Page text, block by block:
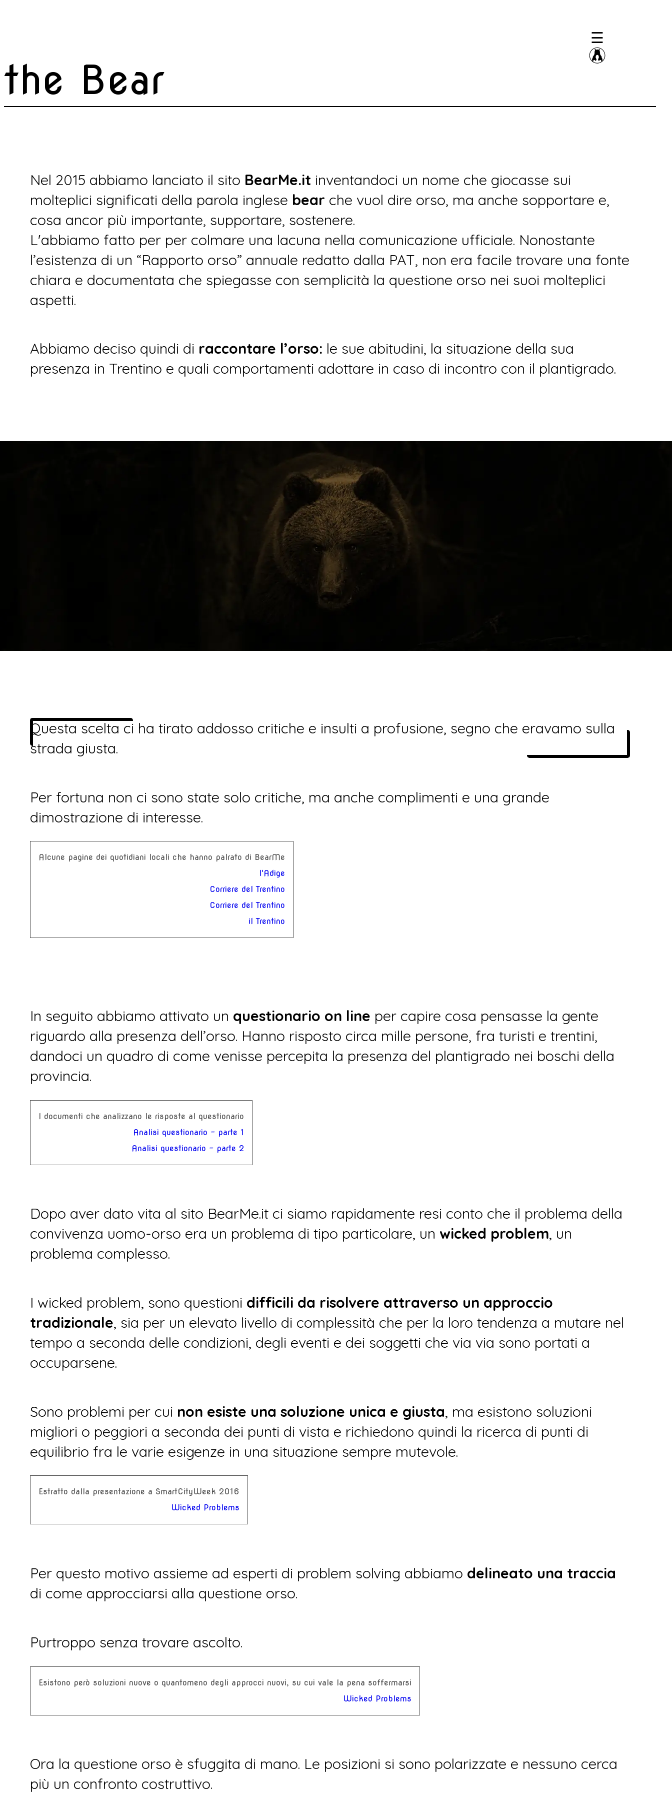
☰
the Bear
Nel 2015 abbiamo lanciato il sito BearMe.it inventandoci un nome che giocasse sui
molteplici significati della parola inglese bear che vuol dire orso, ma anche sopportare e,
cosa ancor più importante, supportare, sostenere.
L'abbiamo fatto per per colmare una lacuna nella comunicazione ufficiale. Nonostante
l’esistenza di un “Rapporto orso” annuale redatto dalla PAT, non era facile trovare una fonte
chiara e documentata che spiegasse con semplicità la questione orso nei suoi molteplici
aspetti.
Abbiamo deciso quindi di raccontare l’orso: le sue abitudini, la situazione della sua
presenza in Trentino e quali comportamenti adottare in caso di incontro con il plantigrado.
Questa scelta ci ha tirato addosso critiche e insulti a profusione, segno che eravamo sulla
strada giusta.
Per fortuna non ci sono state solo critiche, ma anche complimenti e una grande
dimostrazione di interesse.
Alcune pagine dei quotidiani locali che hanno palrato di BearMe
l'Adige
Corriere del Trentino
Corriere del Trentino
il Trentino
In seguito abbiamo attivato un questionario on line per capire cosa pensasse la gente
riguardo alla presenza dell’orso. Hanno risposto circa mille persone, fra turisti e trentini,
dandoci un quadro di come venisse percepita la presenza del plantigrado nei boschi della
provincia.
I documenti che analizzano le risposte al questionario
Analisi questionario - parte 1
Analisi questionario - parte 2
Dopo aver dato vita al sito BearMe.it ci siamo rapidamente resi conto che il problema della
convivenza uomo-orso era un problema di tipo particolare, un wicked problem, un
problema complesso.
I wicked problem, sono questioni difficili da risolvere attraverso un approccio
tradizionale, sia per un elevato livello di complessità che per la loro tendenza a mutare nel
tempo a seconda delle condizioni, degli eventi e dei soggetti che via via sono portati a
occuparsene.
Sono problemi per cui non esiste una soluzione unica e giusta, ma esistono soluzioni
migliori o peggiori a seconda dei punti di vista e richiedono quindi la ricerca di punti di
equilibrio fra le varie esigenze in una situazione sempre mutevole.
Estratto dalla presentazione a SmartCityWeek 2016
Wicked Problems
Per questo motivo assieme ad esperti di problem solving abbiamo delineato una traccia
di come approcciarsi alla questione orso.
Purtroppo senza trovare ascolto.
Esistono però soluzioni nuove o quantomeno degli approcci nuovi, su cui vale la pena soffermarsi
Wicked Problems
Ora la questione orso è sfuggita di mano. Le posizioni si sono polarizzate e nessuno cerca
più un confronto costruttivo.